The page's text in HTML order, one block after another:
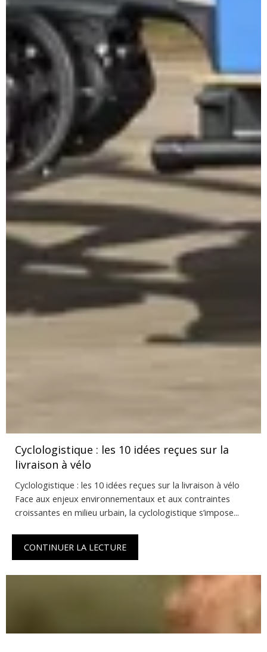
Cyclologistique : les 10 idées reçues sur la
livraison à vélo
Cyclologistique : les 10 idées reçues sur la livraison à vélo
Face aux enjeux environnementaux et aux contraintes
croissantes en milieu urbain, la cyclologistique s’impose...
CONTINUER LA LECTURE